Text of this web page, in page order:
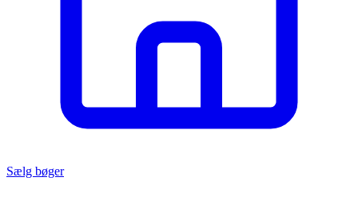
Sælg bøger